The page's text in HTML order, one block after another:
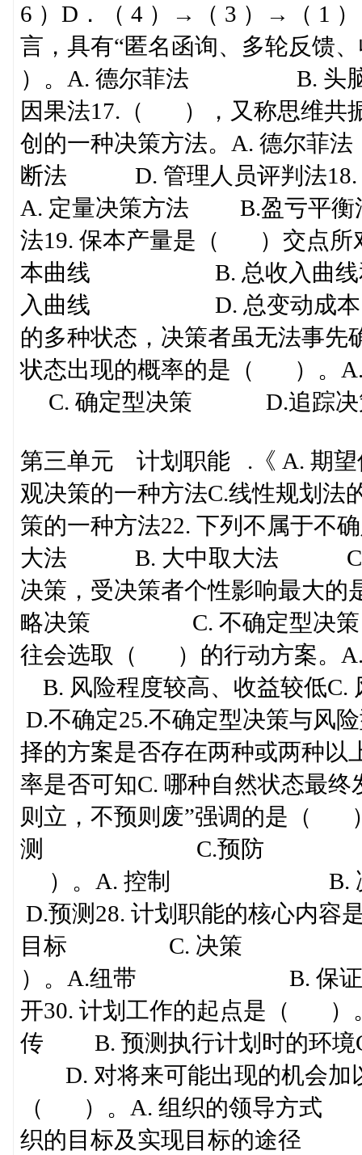
6 ）D．（ 4 ）→（ 3 ）→（ 1
言，具有“匿名函询、多轮反
）。A. 德尔菲法 B.
因果法17.（ ），又称思维共
创的一种决策方法。A. 德
断法 D. 管理人员评判法18.
A. 定量决策方法 B.盈亏
法19. 保本产量是（ ）交点所
本曲线 B. 总收入曲线和总
入曲线 D. 总变动成本曲线
的多种状态，决策者虽无法事先
状态出现的概率的是（ ）
C. 确定型决策 D.追踪决
第三单元 计划职能 .《
观决策的一种方法C.线
策的一种方法22. 下列不属于
大法 B. 大中取大法 C.
决策，受决策者个性影响
略决策 C. 不确定型决策
往会选取（ ）的行动方
B. 风险程度较高、收益
D.不确定25.不确定型决策与
择的方案是否存在两种或两种以
率是否可知C. 哪种自然状态最
则立，不预则废”强调的
测 C.预防 D.计划
）。A. 控制
D.预测28. 计划职能的
目标 C. 决策 D.编制
）。A.纽带
开30. 计划工作的起点是（ ）
传 B. 预测执行计划时的环
D. 对将来可能出现的机会加
（ ）。A. 组织的
织的目标及实现目标的途